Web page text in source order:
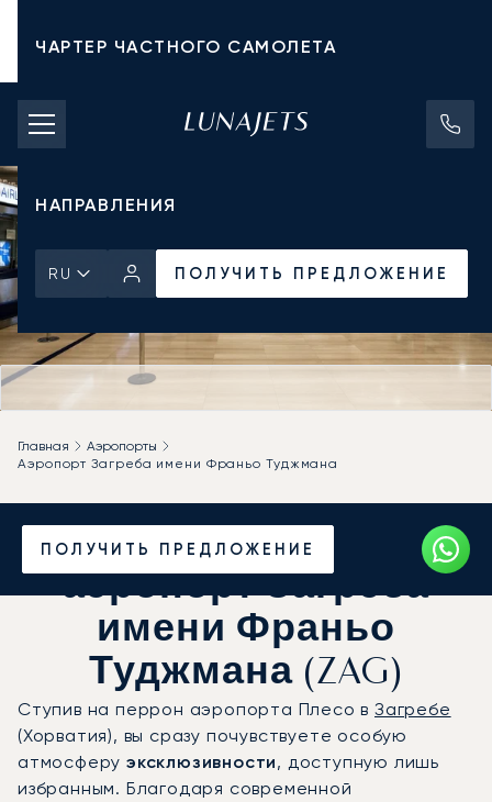
ЧАРТЕР ЧАСТНОГО САМОЛЕТА
СТОИМОСТЬ ЧАРТЕРА
ЧАСТНЫЕ САМОЛЕТЫ
НАПРАВЛЕНИЯ
RU ПОЛУЧИТЬ ПРЕДЛОЖЕНИЕ
ПОЛУЧИТЬ ПРЕДЛОЖЕНИЕ
Главная
Аэропорты
Аэропорт Загреба имени Франьо Туджмана
Частный джет в
аэропорт Загреба
имени Франьо
Туджмана (ZAG)
Ступив на перрон аэропорта Плесо в Загребе
(Хорватия), вы сразу почувствуете особую
атмосферуэксклюзивности, доступную лишь
избранным. Благодаря современной